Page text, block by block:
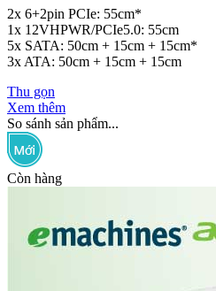
2x 6+2pin PCIe: 55cm*
1x 12VHPWR/PCIe5.0: 55cm
5x SATA: 50cm + 15cm + 15cm*
3x ATA: 50cm + 15cm + 15cm
Thu gọn
Xem thêm
So sánh sản phẩm...
Còn hàng